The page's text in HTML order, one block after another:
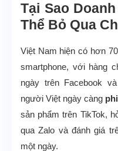
Tại Sao
Thể Bỏ Qua
Việt Nam hiện có hơn
smartphone, với hàng
ngày trên Facebook
người Việt ngày càng
sản phẩm trên TikTok,
qua Zalo và đánh giá
một ngày.